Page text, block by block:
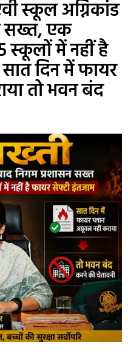
स्कूल अग्निकांड
सख्त, एक
स्कूलों में नहीं है
दिन में फायर
तो भवन बंद